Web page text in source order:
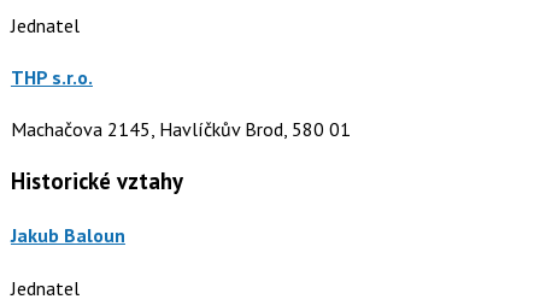
Jednatel
THP s.r.o.
Machačova 2145, Havlíčkův Brod, 580 01
Historické vztahy
Jakub Baloun
Jednatel